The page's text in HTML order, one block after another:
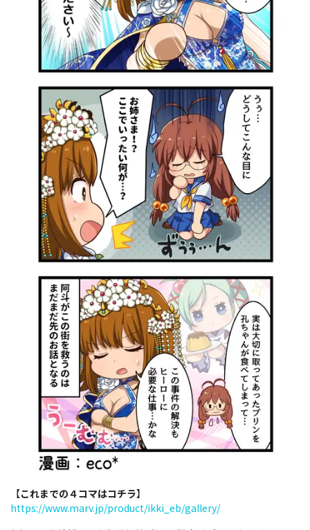
【これまでの４コマはコチラ】
https://www.marv.jp/product/ikki_eb/gallery/